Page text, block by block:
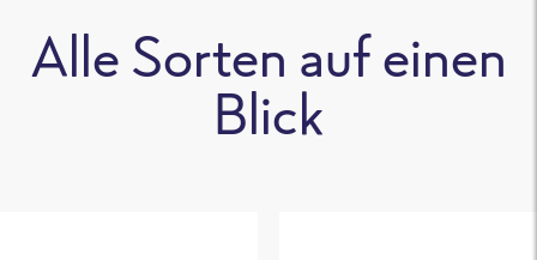
Alle Sorten auf einen
Blick